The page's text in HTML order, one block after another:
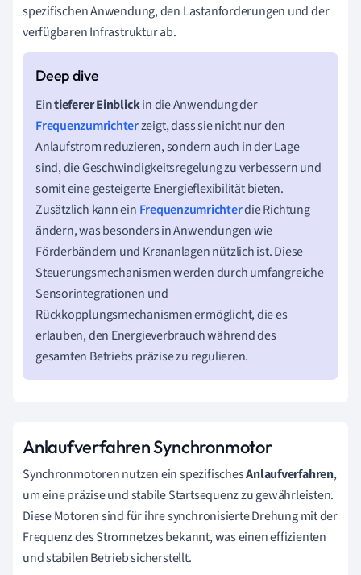
spezifischen Anwendung, den Lastanforderungen und der
verfügbaren Infrastruktur ab.
Eintieferer Einblickin die Anwendung der
Frequenzumrichterzeigt, dass sie nicht nur den
Anlaufstrom reduzieren, sondern auch in der Lage
sind, die Geschwindigkeitsregelung zu verbessern und
somit eine gesteigerte Energieflexibilität bieten.
Zusätzlich kann ein Frequenzumrichterdie Richtung
ändern, was besonders in Anwendungen wie
Förderbändern und Krananlagen nützlich ist. Diese
Steuerungsmechanismen werden durch umfangreiche
Sensorintegrationen und
Rückkopplungsmechanismen ermöglicht, die es
erlauben, den Energieverbrauch während des
gesamten Betriebs präzise zu regulieren.
Anlaufverfahren Synchronmotor
Synchronmotoren nutzen ein spezifischesAnlaufverfahren,
um eine präzise und stabile Startsequenz zu gewährleisten.
Diese Motoren sind für ihre synchronisierte Drehung mit der
Frequenz des Stromnetzes bekannt, was einen effizienten
und stabilen Betrieb sicherstellt.